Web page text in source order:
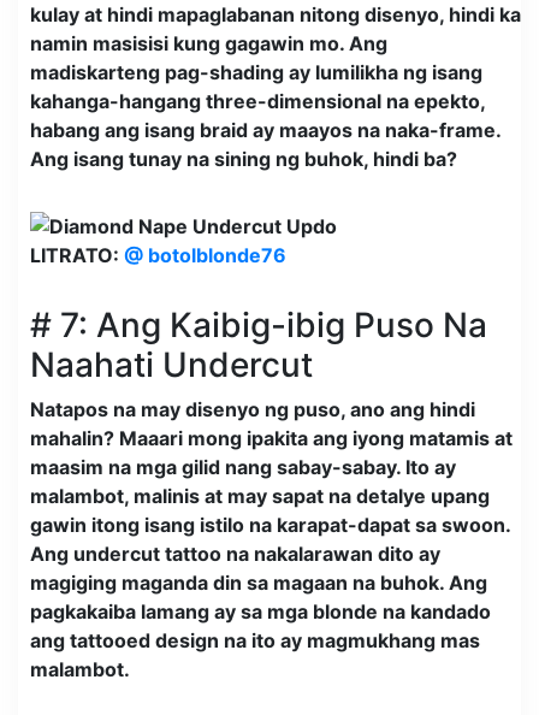
kulay at hindi mapaglabanan nitong disenyo, hindi ka
namin masisisi kung gagawin mo. Ang
madiskarteng pag-shading ay lumilikha ng isang
kahanga-hangang three-dimensional na epekto,
habang ang isang braid ay maayos na naka-frame.
Ang isang tunay na sining ng buhok, hindi ba?
LITRATO: @ botolblonde76
# 7: Ang Kaibig-ibig Puso Na
Naahati Undercut
Natapos na may disenyo ng puso, ano ang hindi
mahalin? Maaari mong ipakita ang iyong matamis at
maasim na mga gilid nang sabay-sabay. Ito ay
malambot, malinis at may sapat na detalye upang
gawin itong isang istilo na karapat-dapat sa swoon.
Ang undercut tattoo na nakalarawan dito ay
magiging maganda din sa magaan na buhok. Ang
pagkakaiba lamang ay sa mga blonde na kandado
ang tattooed design na ito ay magmukhang mas
malambot.